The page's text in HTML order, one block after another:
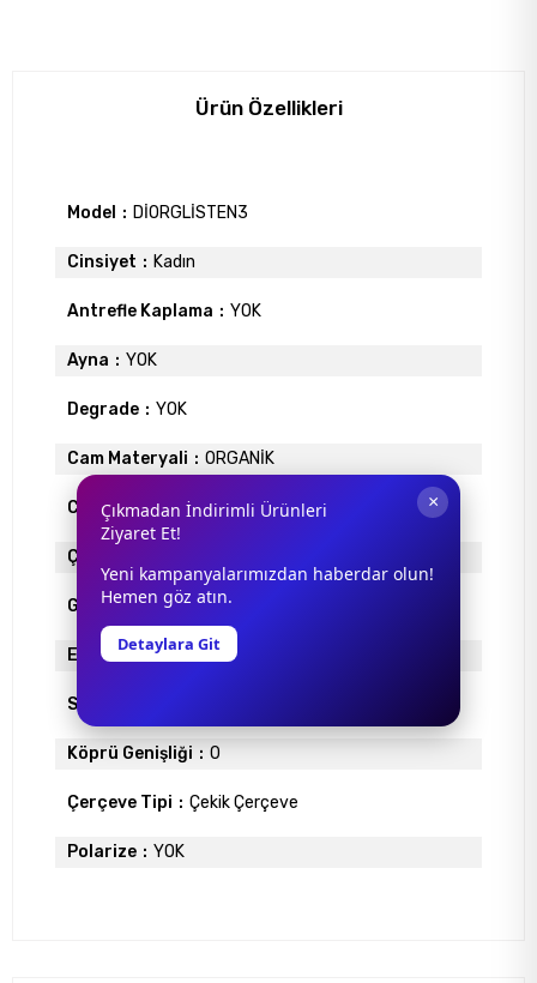
Ürün Özellikleri
Model DİORGLİSTEN3
Cinsiyet Kadın
Antrefle Kaplama YOK
Ayna YOK
Degrade YOK
Cam Materyali ORGANİK
Cam Rengi FÜME
Çerçeve Materyali
Gövde Rengi MAVİ
Ekartman 0
Sap Uzunlugu
Köprü Genişliği 0
Çerçeve Tipi Çekik Çerçeve
Polarize YOK
×
Çıkmadan İndirimli Ürünleri
Ziyaret Et!
Yeni kampanyalarımızdan haberdar olun!
Hemen göz atın.
Detaylara Git